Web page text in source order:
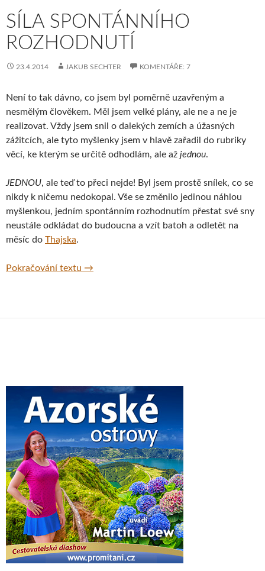
SÍLA SPONTÁNNÍHO
ROZHODNUTÍ
23.4.2014 JAKUB SECHTER KOMENTÁŘE: 7
Není to tak dávno, co jsem byl poměrně uzavřeným a
nesmělým člověkem. Měl jsem velké plány, ale ne a ne je
realizovat. Vždy jsem snil o dalekých zemích a úžasných
zážitcích, ale tyto myšlenky jsem v hlavě zařadil do rubriky
věcí, ke kterým se určitě odhodlám, ale až jednou.
JEDNOU, ale teď to přeci nejde! Byl jsem prostě snílek, co se
nikdy k ničemu nedokopal. Vše se změnilo jedinou náhlou
myšlenkou, jedním spontánním rozhodnutím přestat své sny
neustále odkládat do budoucna a vzít batoh a odletět na
měsíc do Thajska.
Pokračování textu Síla spontánního rozhodnutí
→